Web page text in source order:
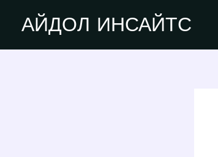
содержимому
АЙДОЛ ИНСАЙТС